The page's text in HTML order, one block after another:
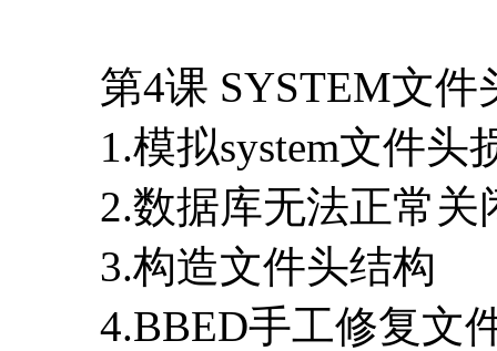
第4课 SYSTEM文件
1.模拟system文件头
2.数据库无法正常关
3.构造文件头结构
4.BBED手工修复文